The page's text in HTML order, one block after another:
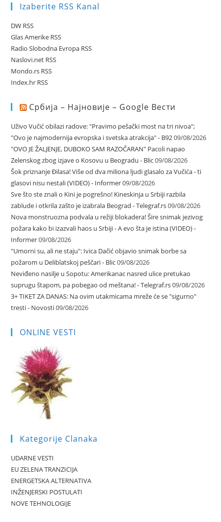
Izaberite RSS Kanal
DW RSS
Glas Amerike RSS
Radio Slobodna Evropa RSS
Naslovi.net RSS
Mondo.rs RSS
Index.hr RSS
Србија – Најновије – Google Вести
Uživo Vučić obilazi radove: "Pravimo pešački most na tri nivoa";
"Ovo je najmodernija evropska i svetska atrakcija" - B9209/08/2026
"OVO JE ŽALJENJE, DUBOKO SAM RAZOČARAN" Pacoli napao
Zelenskog zbog izjave o Kosovu u Beogradu - Blic09/08/2026
Šok priznanje Đilasa! Više od dva miliona ljudi glasalo za Vučića - ti
glasovi nisu nestali (VIDEO) - Informer09/08/2026
Sve što ste znali o Kini je pogrešno! Kineskinja u Srbiji razbila
zablude i otkrila zašto je izabrala Beograd - Telegraf.rs09/08/2026
Nova monstruozna podvala u režiji blokadera! Šire snimak jezivog
požara kako bi izazvali haos u Srbiji - A evo šta je istina (VIDEO) -
Informer09/08/2026
"Umorni su, ali ne staju": Ivica Dačić objavio snimak borbe sa
požarom u Deliblatskoj peščari - Blic09/08/2026
Neviđeno nasilje u Sopotu: Amerikanac nasred ulice pretukao
suprugu štapom, pa pobegao od meštana! - Telegraf.rs09/08/2026
3+ TIKET ZA DANAS: Na ovim utakmicama mreže će se "sigurno"
tresti - Novosti09/08/2026
ONLINE VESTI
Kategorije Clanaka
UDARNE VESTI
EU ZELENA TRANZICIJA
ENERGETSKA ALTERNATIVA
INŽENJERSKI POSTULATI
NOVE TEHNOLOGIJE